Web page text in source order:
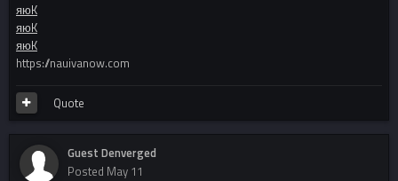
яюK
яюK
яюK
https://nauivanow.com
Quote
Guest Denverged
Posted May 11